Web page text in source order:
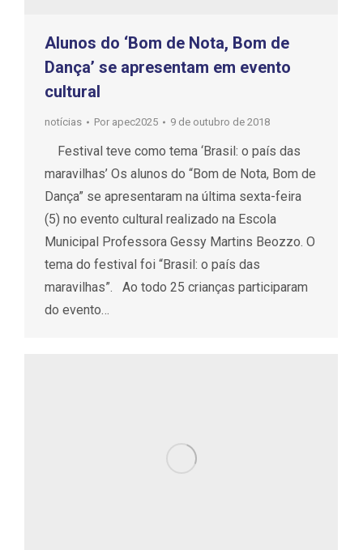
Alunos do ‘Bom de Nota, Bom de
Dança’ se apresentam em evento
cultural
notícias Por apec2025 9 de outubro de 2018
Festival teve como tema ‘Brasil: o país das
maravilhas’ Os alunos do “Bom de Nota, Bom de
Dança” se apresentaram na última sexta-feira
(5) no evento cultural realizado na Escola
Municipal Professora Gessy Martins Beozzo. O
tema do festival foi “Brasil: o país das
maravilhas”. Ao todo 25 crianças participaram
do evento…